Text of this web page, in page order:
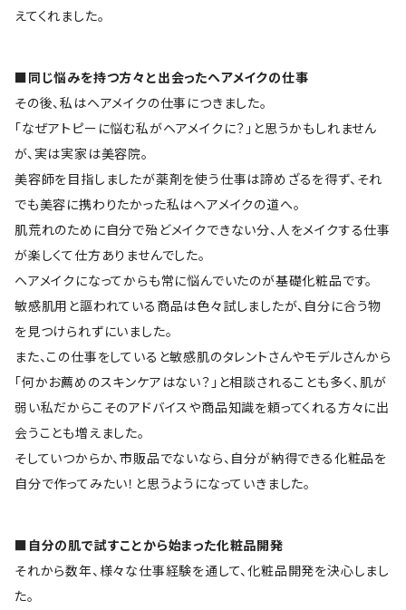
えてくれました。
■同じ悩みを持つ方々と出会ったヘアメイクの仕事
その後、私はヘアメイクの仕事につきました。
「なぜアトピーに悩む私がヘアメイクに？」と思うかもしれません
が、実は実家は美容院。
美容師を目指しましたが薬剤を使う仕事は諦めざるを得ず、それ
でも美容に携わりたかった私はヘアメイクの道へ。
肌荒れのために自分で殆どメイクできない分、人をメイクする仕事
が楽しくて仕方ありませんでした。
ヘアメイクになってからも常に悩んでいたのが基礎化粧品です。
敏感肌用と謳われている商品は色々試しましたが、自分に合う物
を見つけられずにいました。
また、この仕事をしていると敏感肌のタレントさんやモデルさんから
「何かお薦めのスキンケアはない？」と相談されることも多く、肌が
弱い私だからこそのアドバイスや商品知識を頼ってくれる方々に出
会うことも増えました。
そしていつからか、市販品でないなら、自分が納得できる化粧品を
自分で作ってみたい！と思うようになっていきました。
■自分の肌で試すことから始まった化粧品開発
それから数年、様々な仕事経験を通して、化粧品開発を決心しまし
た。